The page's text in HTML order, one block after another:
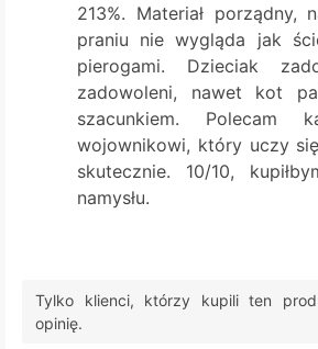
213%. Materiał porządny,
praniu nie wygląda jak
pierogami. Dzieciak
zadowoleni, nawet kot
szacunkiem. Polecam
wojownikowi, który uczy
skutecznie. 10/10,
namysłu.
Tylko klienci, którzy kupili ten
opinię.